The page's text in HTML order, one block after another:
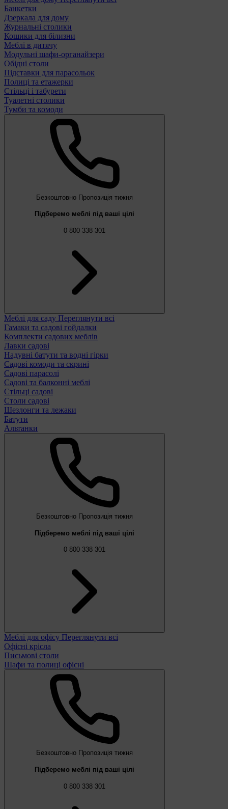
Банкетки
Дзеркала для дому
Журнальні столики
Кошики для білизни
Меблі в дитячу
Модульні шафи-органайзери
Обідні столи
Підставки для парасольок
Полиці та етажерки
Стільці і табурети
Туалетні столики
Тумби та комоди
Безкоштовно Пропозиція тижня
Підберемо меблі під ваші цілі
0 800 338 301
Меблі для саду Переглянути всі
Гамаки та садові гойдалки
Комплекти садових меблів
Лавки садові
Надувні батути та водні гірки
Садові комоди та скрині
Садові парасолі
Садові та балконні меблі
Стільці садові
Столи садові
Шезлонги та лежаки
Батути
Альтанки
Безкоштовно Пропозиція тижня
Підберемо меблі під ваші цілі
0 800 338 301
Меблі для офісу Переглянути всі
Офісні крісла
Письмові столи
Шафи та полиці офісні
Безкоштовно Пропозиція тижня
Підберемо меблі під ваші цілі
0 800 338 301